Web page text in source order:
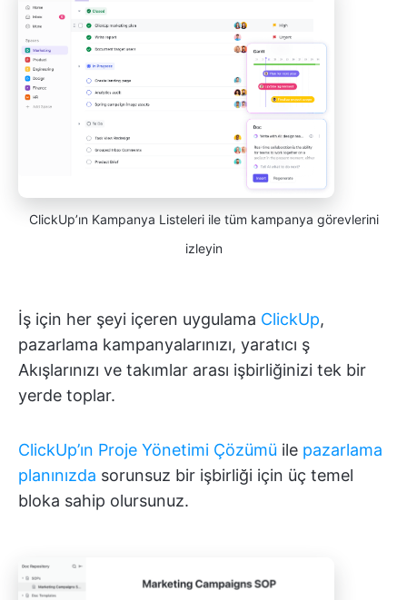
ClickUp’ın Kampanya Listeleri ile tüm kampanya görevlerini
izleyin
İş için her şeyi içeren uygulama ClickUp,
pazarlama kampanyalarınızı, yaratıcı ş
Akışlarınızı ve takımlar arası işbirliğinizi tek bir
yerde toplar.
ClickUp’ın Proje Yönetimi Çözümü ile pazarlama
planınızda sorunsuz bir işbirliği için üç temel
bloka sahip olursunuz.